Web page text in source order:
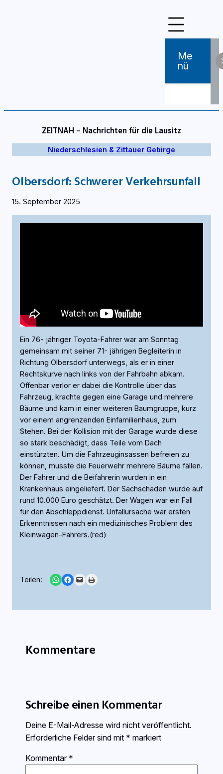
Me
Nü
ZEITNAH – Nachrichten für die Lausitz
Niederschlesien & Zittauer Gebirge
Olbersdorf: Schwerer Verkehrsunfall
15. September 2025
Ein 76- jähriger Toyota-Fahrer war am Sonntag
gemeinsam mit seiner 71- jährigen Begleiterin in
Richtung Olbersdorf unterwegs, als er in einer
Rechtskurve nach links von der Fahrbahn abkam.
Offenbar verlor er dabei die Kontrolle über das
Fahrzeug, krachte gegen eine Garage und mehrere
Bäume und kam in einer weiteren Baumgruppe, kurz
vor einem angrenzenden Einfamilienhaus, zum
Stehen. Bei der Kollision mit der Garage wurde diese
so stark beschädigt, dass Teile vom Dach
einstürzten. Um die Fahrzeuginsassen befreien zu
können, musste die Feuerwehr mehrere Bäume fällen.
Der Fahrer und die Beifahrerin wurden in ein
Krankenhaus eingeliefert. Der Sachschaden wurde auf
rund 10.000 Euro geschätzt. Der Wagen war ein Fall
für den Abschleppdienst. Unfallursache war ersten
Erkenntnissen nach ein medizinisches Problem des
Kleinwagen-Fahrers.(red)
Teilen: Share on WhatsApp
Share on Facebook
Email this PagePrint this Page
Kommentare
Schreibe einen Kommentar
Deine E-Mail-Adresse wird nicht veröffentlicht.
Erforderliche Felder sind mit * markiert
Kommentar *